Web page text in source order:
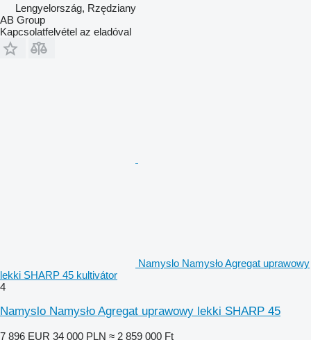
Lengyelország, Rzędziany
AB Group
Kapcsolatfelvétel az eladóval
Namyslo Namysło Agregat uprawowy
lekki SHARP 45 kultivátor
4
Namyslo Namysło Agregat uprawowy lekki SHARP 45
7 896 EUR 34 000 PLN ≈ 2 859 000 Ft